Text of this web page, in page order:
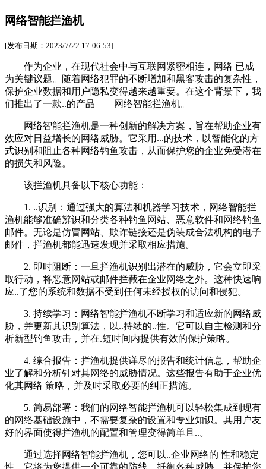
网络智能拦渔机
[发布日期：2023/7/22 17:06:53]
作为企业，在现代社会中与互联网紧密相连，网络 已成
为关键议题。随着网络犯罪的不断增加和黑客攻击的复杂性，
保护企业数据和用户隐私变得越来越重要。在这个背景下，我
们推出了一款..的产品——网络智能拦渔机。
网络智能拦渔机是一种创新的解决方案，旨在帮助企业有
效应对日益增长的网络威胁。它采用...的技术，以智能化的方
式识别和阻止各种网络钓鱼攻击，从而保护您的企业免受潜在
的损失和风险。
该拦渔机具备以下核心功能：
1. ..识别：通过强大的算法和机器学习技术，网络智能拦
渔机能够准确辨识和分类各种钓鱼网站、恶意软件和网络钓鱼
邮件。无论是仿冒网站、欺诈链接还是伪装成合法机构的电子
邮件，拦渔机都能迅速发现并采取相应措施。
2. 即时阻断：一旦拦渔机识别出潜在的威胁，它会立即采
取行动，将恶意网站或邮件拦截在企业网络之外。这种快速响
应..了您的系统和数据不受到任何未经授权的访问和侵犯。
3. 持续学习：网络智能拦渔机不断学习和适应新的网络威
胁，并更新其识别算法，以..持续的..性。它可以自主检测和分
析新型钓鱼攻击，并在.短时间内提供有效的保护策略。
4. 综合报告：拦渔机提供详尽的报告和统计信息，帮助企
业了解和分析针对其网络的威胁情况。这些报告有助于企业优
化其网络 策略，并及时采取必要的纠正措施。
5. 简易部署：我们的网络智能拦渔机可以轻松集成到现有
的网络基础设施中，不需要复杂的设置和专业知识。其用户友
好的界面使得拦渔机的配置和管理变得简单且..。
通过选择网络智能拦渔机，您可以..企业网络的 性和稳定
性。它将为您提供一个可靠的防线，抵御各种威胁，并保护您